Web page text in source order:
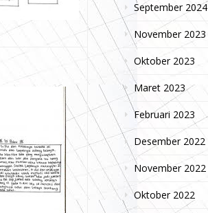
September 2024
November 2023
Oktober 2023
Maret 2023
Februari 2023
Desember 2022
November 2022
Oktober 2022